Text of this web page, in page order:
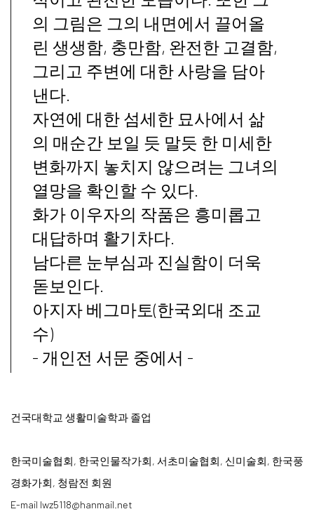
의 그림은 그의 내면에서 끌어올
린 생생함, 충만함, 완전한 고결함,
그리고 주변에 대한 사랑을 담아
낸다.
자연에 대한 섬세한 묘사에서 삶
의 매순간 보일 듯 말듯 한 미세한
변화까지 놓치지 않으려는 그녀의
열망을 확인할 수 있다.
화가 이우자의 작품은 흥미롭고
대답하며 활기차다.
남다른 눈부심과 진실함이 더욱
돋보인다.
아지자 베그마토(한국외대 조교
수)
- 개인전 서문 중에서 -
건국대학교 생활미술학과 졸업
한국미술협회, 한국인물작가회, 서초미술협회, 신미술회, 한국풍
경화가회, 청람전 회원
E-mail lwz5118@hanmail.net